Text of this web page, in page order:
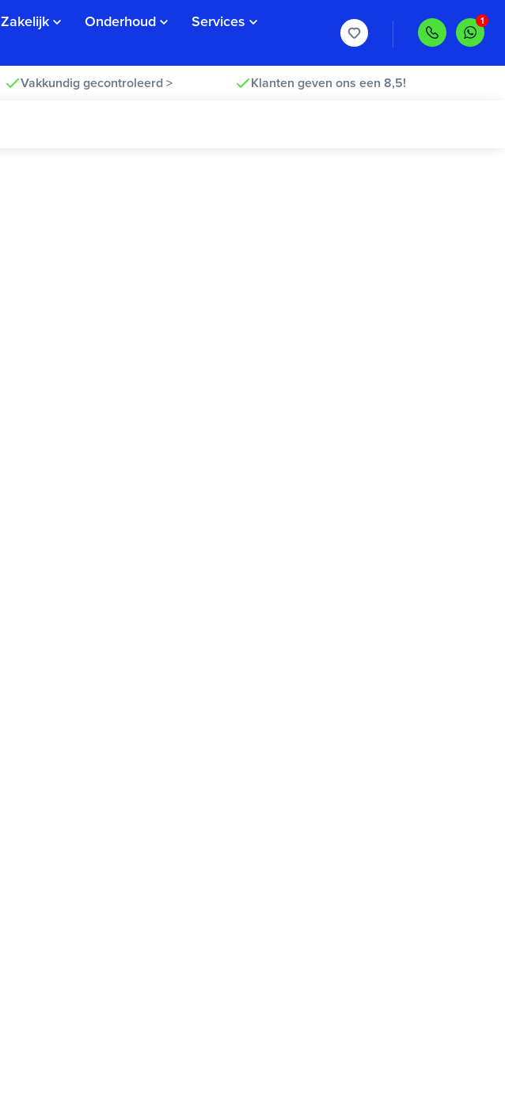
Zakelijk Onderhoud
Services
Vakkundig gecontroleerd > Klanten geven ons een 8,5!